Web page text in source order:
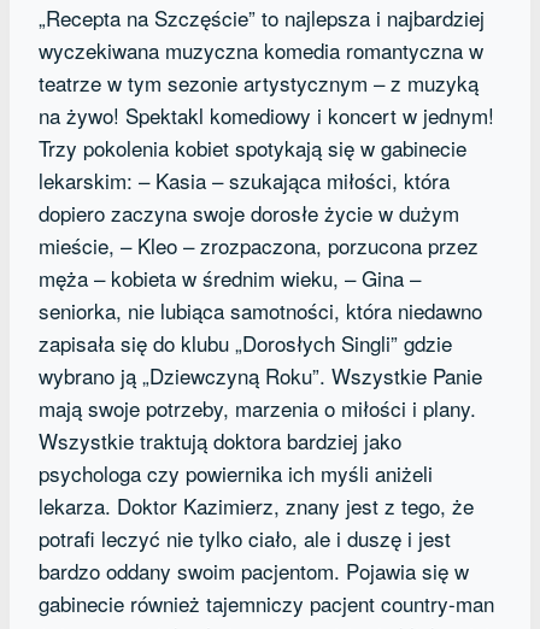
„Recepta na Szczęście” to najlepsza i najbardziej
wyczekiwana muzyczna komedia romantyczna w
teatrze w tym sezonie artystycznym – z muzyką
na żywo! Spektakl komediowy i koncert w jednym!
Trzy pokolenia kobiet spotykają się w gabinecie
lekarskim: – Kasia – szukająca miłości, która
dopiero zaczyna swoje dorosłe życie w dużym
mieście, – Kleo – zrozpaczona, porzucona przez
męża – kobieta w średnim wieku, – Gina –
seniorka, nie lubiąca samotności, która niedawno
zapisała się do klubu „Dorosłych Singli” gdzie
wybrano ją „Dziewczyną Roku”. Wszystkie Panie
mają swoje potrzeby, marzenia o miłości i plany.
Wszystkie traktują doktora bardziej jako
psychologa czy powiernika ich myśli aniżeli
lekarza. Doktor Kazimierz, znany jest z tego, że
potrafi leczyć nie tylko ciało, ale i duszę i jest
bardzo oddany swoim pacjentom. Pojawia się w
gabinecie również tajemniczy pacjent country-man